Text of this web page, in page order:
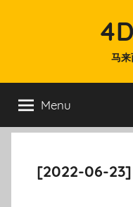
马来
Menu
[2022-06-23]